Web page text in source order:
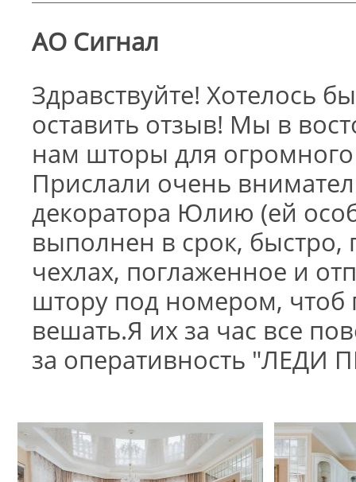
АО Сигнал
Здравствуйте! Хотелось
оставить отзыв! Мы в
нам шторы для огромного
Прислали очень
декоратора Юлию (ей
выполнен в срок, быстро,
чехлах, поглаженное и
штору под номером,
вешать.Я их за час все
за оперативность "ЛЕДИ